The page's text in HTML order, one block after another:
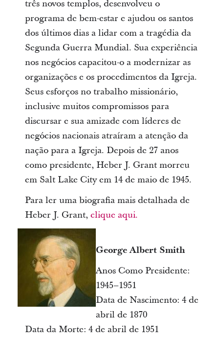
três novos templos, desenvolveu o
programa de bem-estar e ajudou os santos
dos últimos dias a lidar com a tragédia da
Segunda Guerra Mundial. Sua experiência
nos negócios capacitou-o a modernizar as
organizações e os procedimentos da Igreja.
Seus esforços no trabalho missionário,
inclusive muitos compromissos para
discursar e sua amizade com líderes de
negócios nacionais atraíram a atenção da
nação para a Igreja. Depois de 27 anos
como presidente, Heber J. Grant morreu
em Salt Lake City em 14 de maio de 1945.
Para ler uma biografia mais detalhada de
Heber J. Grant, clique aqui.
George Albert Smith
Anos Como Presidente:
1945–1951
Data de Nascimento: 4 de
abril de 1870
Data da Morte: 4 de abril de 1951